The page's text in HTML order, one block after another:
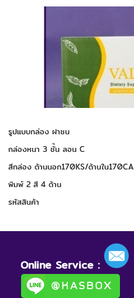
รูปแบบกล่อง ฝาชน
กล่องหนา 3 ชั้น ลอน C
สีกล่อง ด้านนอก170KS/ด้านใน170CA
พิมพ์ 2 สี 4 ด้าน
รหัสสินค้า
Online Service :